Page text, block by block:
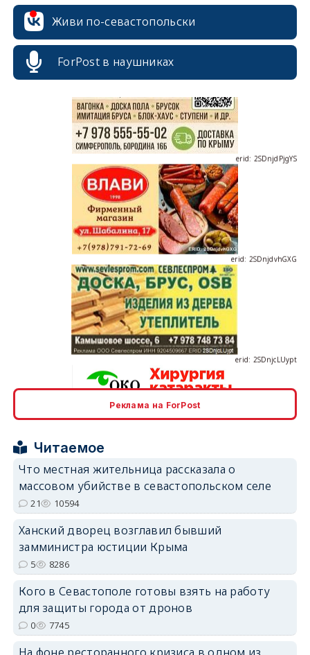
Живи по-севастопольски
ForPost в наушниках
erid: 2SDnjdPjgYS
erid: 2SDnjdvhGXG
erid: 2SDnjcrDNw6
erid: 2SDnjdPjgYS
Реклама на ForPost
Читаемое
Что местная жительница рассказала о
массовом убийстве в севастопольском селе
21 10594
Ханский дворец возглавил бывший
замминистра юстиции Крыма
5 8286
Кого в Севастополе готовы взять на работу
для защиты города от дронов
0 7745